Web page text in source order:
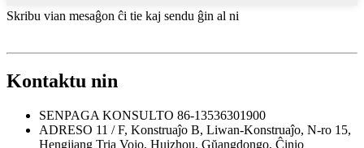
Skribu vian mesaĝon ĉi tie kaj sendu ĝin al ni
Kontaktu nin
SENPAGA KONSULTO 86-13536301900
ADRESO 11 / F, Konstruaĵo B, Liwan-Konstruaĵo, N-ro 15,
Hengjiang Tria Vojo, Huizhou, Gŭangdongo, Ĉinio